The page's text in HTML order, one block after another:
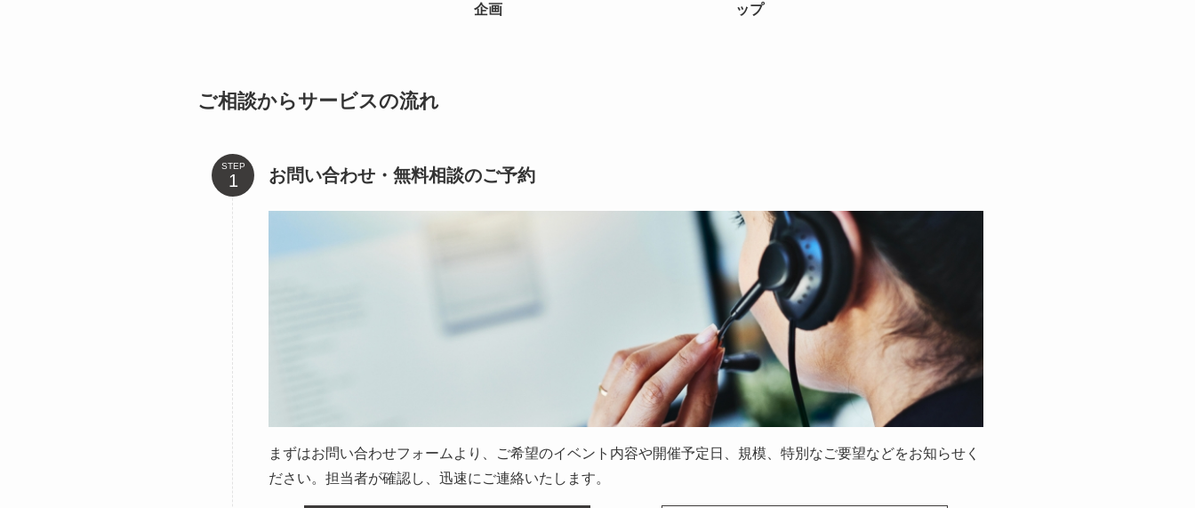
企画
ップ
ご相談からサービスの流れ
STEP お問い合わせ・無料相談のご予約
まずはお問い合わせフォームより、ご希望のイベント内容や開催予定日、規模、特別なご要望などをお知らせく
ださい。担当者が確認し、迅速にご連絡いたします。